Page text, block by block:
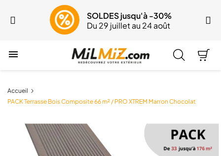
SOLDES jusqu'à -30%
Du 29 juillet au 24 août

Accueil
PACK Terrasse Bois Composite 66 m² / PRO XTREM Marron Chocolat